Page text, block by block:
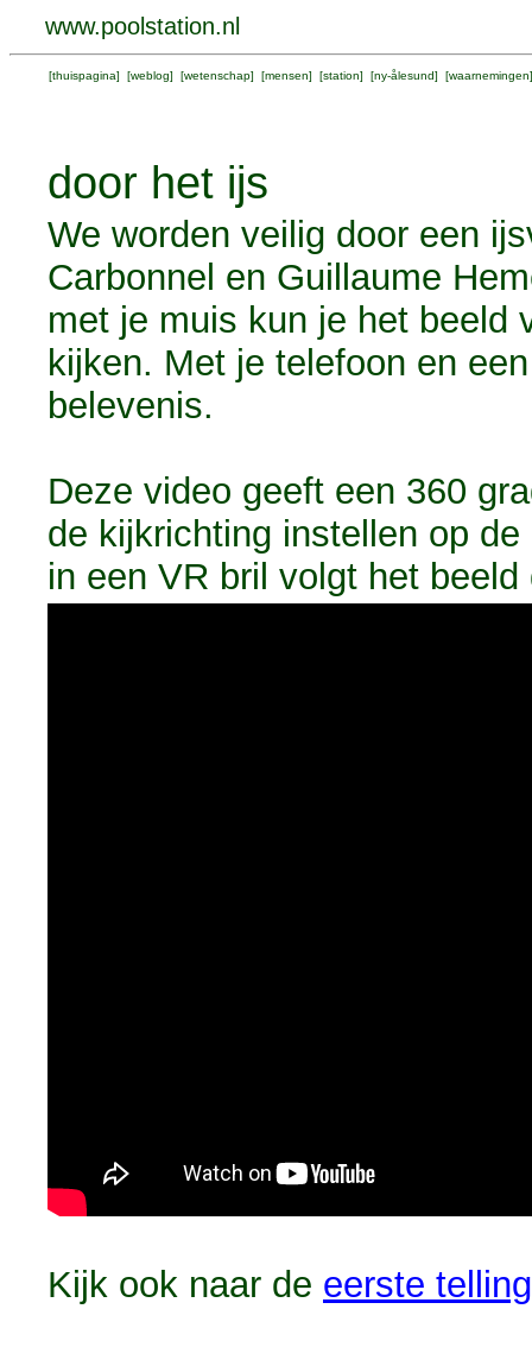
www.poolstation.nl
[thuispagina] [weblog] [wetenschap] [mensen] [station] [ny-ålesund] [waarnemingen
door het ijs
We worden veilig door een
Carbonnel en Guillaume
met je muis kun je het beeld
kijken. Met je telefoon en
belevenis.
Deze video geeft een 360
de kijkrichting instellen op
in een VR bril volgt het
Kijk ook naar de eerste telling